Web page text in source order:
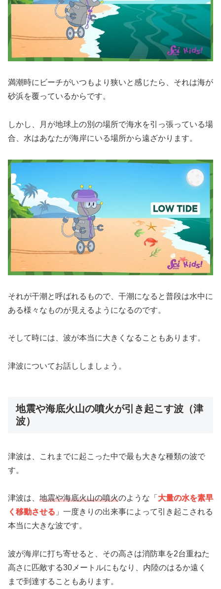
満潮時にビーチがいつもより狭いと感じたら、それは海が
砂浜を覆っているからです。
しかし、月が地球上の別の場所で海水を引っ張っている場
合、水はあなたが海岸にいる場所から遠ざかります。
それが干潮と呼ばれるもので、干潮になると普段は水中に
ある様々なものが見えるようになるのです。
そして時には、波が本当に大きくなることもあります。
津波についてお話ししましょう。
地震や海底火山の噴火が引き起こす波（津
波）
津波は、これまでに起こった中で最も大きな種類の波で
す。
津波は、 地震や海底火山の噴火のような「 大量の水を素早
く移動させる 」一度きりの出来事によって引き起こされる
本当に大きな波です。
波が海岸に打ち寄せると、その高さは消防車を2台重ねた
高さに匹敵する30メートルにもなり、内陸のはるか遠く
まで到達することもあります。